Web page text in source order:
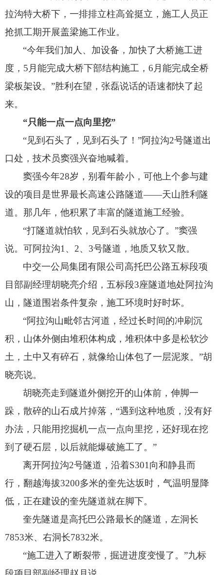
拉沟特大桥下， 一排排立柱高耸挺立， 施工人员正
抢抓工期开展盖梁施工作业。
“今年我们加人、 加设备， 加快了大桥施工进
度， 5月能完成大桥下部结构施工， 6月能完成全桥
梁板架设。 ”胜利在望， 张磊说话的语速都快了起
来。
“只能一点一点向里挖”
“见到石头了， 见到石头了！”阿拉沟2号隧道出
口处， 技术员窦强兴奋地喊着。
窦强今年28岁， 别看年龄小，可他上个参与建
设的项目是世界最长高速公路隧道——天山胜利隧
道。 那几年， 他积累了丰富的隧道施工经验。
“打隧道就怕软， 见到石头就放心了。”窦强
说。 可阿拉沟1、 2、 3号隧道， 地质又软又散。
中交一公局集团有限公司高托巴公路五标段项
目部副经理胡晓亮介绍， 五标段3座隧道地处阿拉沟
山， 隧道围岩条件复杂， 施工环境时好时坏。
“阿拉沟山毗邻古河道，经过长时间的冲刷沉
积， 山体外侧由堆积体构成， 堆积体中多是松软沙
土， 土中又有碎石， 就像给山体包了一层泥浆。 ”胡
晓亮说。
胡晓亮走到隧道外侧挖开的山体前，伸脚一
跺， 散碎的山石成片掉落， “遇到这种地质， 没有好
办法， 只能用挖掘机一点一点向里挖， 还好现在挖
到了硬石层， 以后就能爆破施工了。 ”
离开阿拉沟2号隧道，沿着S301向和静县而
行， 翻越海拔3200多米的奎先达坂时， 气温明显降
低， 正在建设的奎先隧道就在脚下。
奎先隧道是高托巴公路最长的隧道， 左洞长
7853米、 右洞长7832米。
“施工进入了断裂带，掘进进度变慢了。”九标